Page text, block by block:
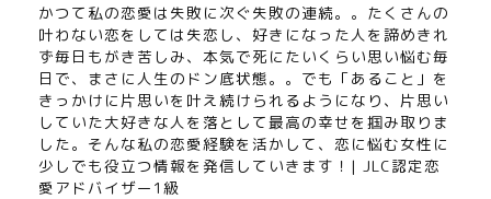
かつて私の恋愛は失敗に次ぐ失敗の連続。。たくさんの
叶わない恋をしては失恋し、好きになった人を諦めきれ
ず毎日もがき苦しみ、本気で死にたいくらい思い悩む毎
日で、まさに人生のドン底状態。。でも「あること」を
きっかけに片思いを叶え続けられるようになり、片思い
していた大好きな人を落として最高の幸せを掴み取りま
した。そんな私の恋愛経験を活かして、恋に悩む女性に
少しでも役立つ情報を発信していきます！| JLC認定恋
愛アドバイザー1級